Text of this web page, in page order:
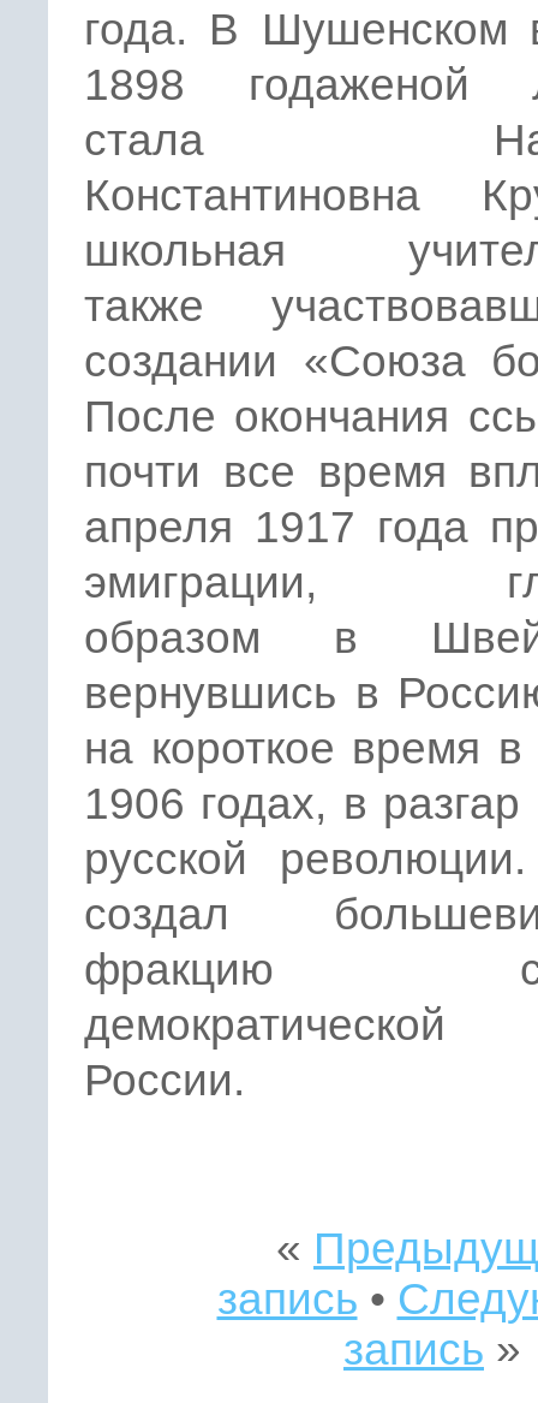
года. В Шушенском
1898 годаженой
стала
Константиновна
школьная
также
создании «Союза
После окончания
почти все время
апреля 1917 года
эмиграции,
образом в
вернувшись в
на короткое время
1906 годах, в
русской
создал
фракцию
демократической
России.
«
запись •
запись »